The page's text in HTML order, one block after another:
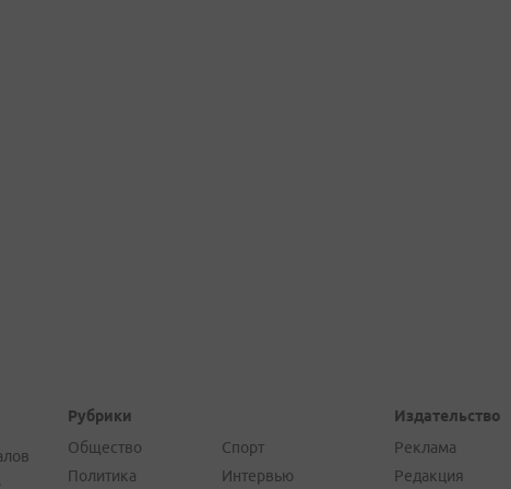
Рубрики
Общество
Политика
Спорт
Интервью
Издательство
Реклама
Редакция